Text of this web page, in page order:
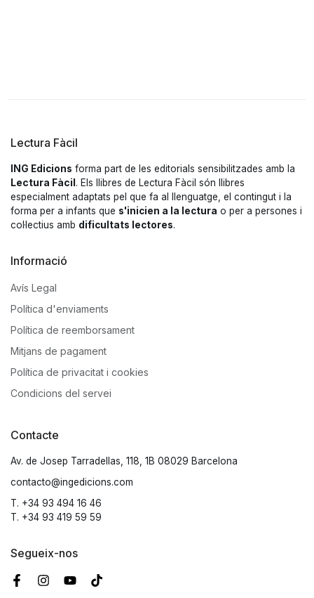
Lectura Fàcil
ING Edicions forma part de les editorials sensibilitzades amb la
Lectura Fàcil. Els llibres de Lectura Fàcil són llibres
especialment adaptats pel que fa al llenguatge, el contingut i la
forma per a infants que s'inicien a la lectura o per a persones i
col·lectius amb dificultats lectores.
Informació
Avís Legal
Política d'enviaments
Política de reemborsament
Mitjans de pagament
Política de privacitat i cookies
Condicions del servei
Contacte
Av. de Josep Tarradellas, 118, 1B 08029 Barcelona
contacto@ingedicions.com
T. +34 93 494 16 46
T. +34 93 419 59 59
Segueix-nos